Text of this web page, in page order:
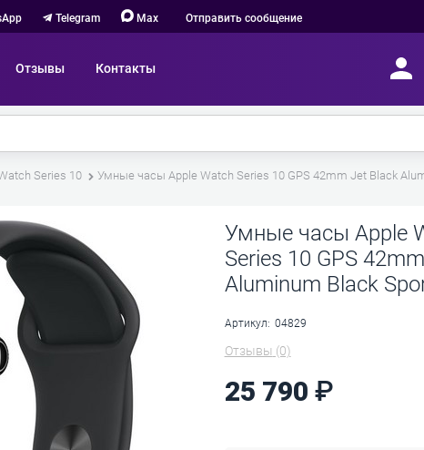
Telegram Max Отправить сообщение
Отзывы Контакты
Series 10 Умные часы Apple Watch Series 10 GPS 42mm Jet Black
Умные часы Apple
Series 10 GPS
Aluminum Black
Артикул: 04829
Отзывы (0)
25 790